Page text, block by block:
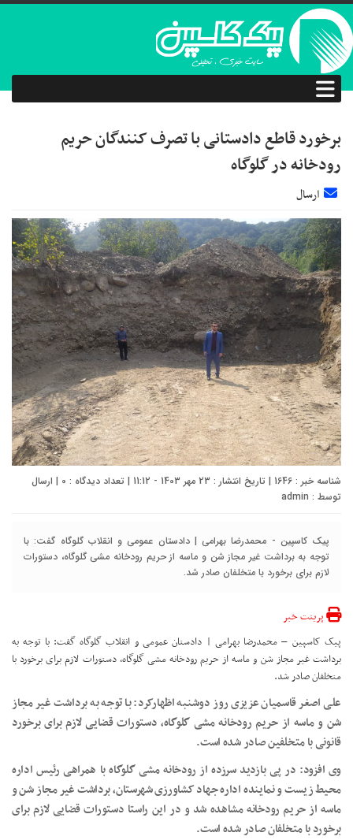
برخورد قاطع دادستانی با تصرف کنندگان حریم
رودخانه در گلوگاه
ارسال
شناسه خبر : 1646 | تاریخ انتشار : 23 مهر 1403 - 11:12 | تعداد دیدگاه : 0 | ارسال
توسط : admin
پیک کاسپین - محمدرضا بهرامی | دادستان عمومی و انقلاب گلوگاه گفت: با
توجه به برداشت غیر مجاز شن و ماسه از حریم رودخانه مشی گلوگاه، دستورات
لازم برای برخورد با متخلفان صادر شد.
پرینت خبر
پیک کاسپین – محمدرضا بهرامی | دادستان عمومی و انقلاب گلوگاه گفت: با توجه به
برداشت غیر مجاز شن و ماسه از حریم رودخانه مشی گلوگاه، دستورات لازم برای برخورد با
متخلفان صادر شد.
علی اصغر قاسمیان عزیزی روز دوشنبه اظهارکرد: با توجه به برداشت غیر مجاز
شن و ماسه از حریم رودخانه مشی گلوگاه، دستورات قضایی لازم برای برخورد
قانونی با متخلفین صادر شده است.
وی افزود: در پی بازدید سرزده از رودخانه مشی گلوگاه با همراهی رئیس اداره
محیط زیست و نماینده اداره جهاد کشاورزی شهرستان، برداشت غیر مجاز شن و
ماسه از حریم رودخانه مشاهده شد و در این راستا دستورات قضایی لازم برای
برخورد با متخلفان صادر شده است.